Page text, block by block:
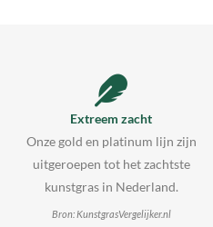
Extreem zacht
Onze gold en platinum lijn zijn
uitgeroepen tot het zachtste
kunstgras in Nederland.
Bron: KunstgrasVergelijker.nl